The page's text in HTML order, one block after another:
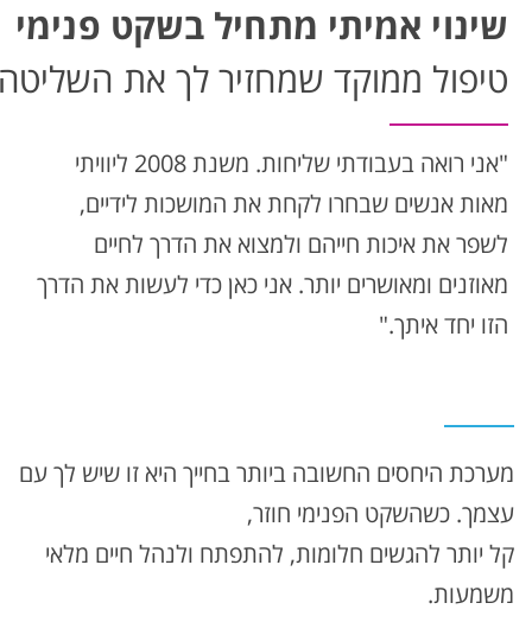
שינוי אמיתי מתחיל בשקט פנימי
טיפול ממוקד שמחזיר לך את
"אני רואה בעבודתי שליחות. משנת 2008 ליוויתי
מאות אנשים שבחרו לקחת את המושכות לידיים,
לשפר את איכות חייהם ולמצוא את הדרך לחיים
מאוזנים ומאושרים יותר. אני כאן כדי לעשות את הדרך
הזו יחד איתך."
מערכת היחסים החשובה ביותר בחייך היא זו שיש לך עם
עצמך. כשהשקט הפנימי חוזר,
קל יותר להגשים חלומות, להתפתח ולנהל חיים מלאי
משמעות.